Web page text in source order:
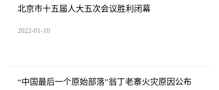
北京市十五届人大五次会议胜利闭幕
2022-01-10
“中国最后一个原始部落”翁丁老寨火灾原因公布